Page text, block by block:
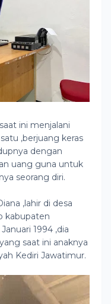
ini menjalani
,berjuang keras
dengan
uang guna untuk
seorang diri.
,lahir di desa
kabupaten
1994 ,dia
saat ini anaknya
Kediri Jawatimur.